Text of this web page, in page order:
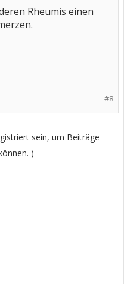
Rheumis einen
#8
sein, um Beiträge
)